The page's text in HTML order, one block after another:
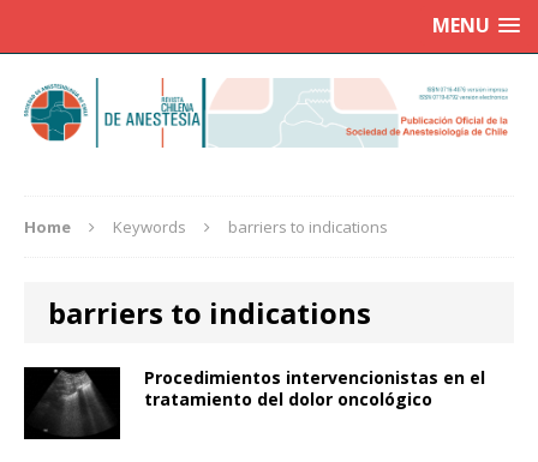
MENU
Home Keywords barriers to indications
barriers to indications
Procedimientos intervencionistas en el
tratamiento del dolor oncológico